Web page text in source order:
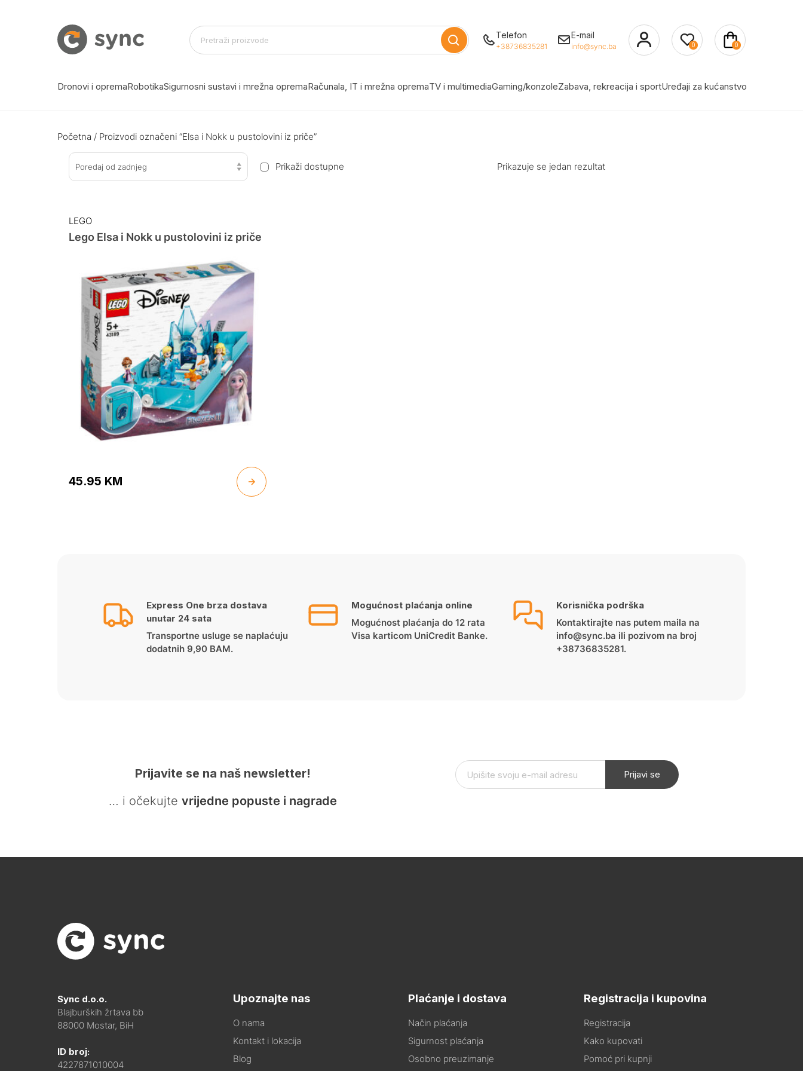
Telefon
+38736835281
E-mail
info@sync.ba 0 0
Dronovi i opremaRobotikaSigurnosni sustavi i mrežna opremaRačunala, IT i mrežna opremaTV i multimediaGaming/konzoleZabava, rekreacija i sportUređaji za kućanstvo
Početna / Proizvodi označeni “Elsa i Nokk u pustolovini iz priče”
Poredaj od zadnjeg Prikaži dostupne Prikazuje se jedan rezultat
LEGO
Lego Elsa i Nokk u pustolovini iz priče
45.95 KM
Express One brza dostava
unutar 24 sata
Transportne usluge se naplaćuju
dodatnih 9,90 BAM.
Mogućnost plaćanja online
Mogućnost plaćanja do 12 rata
Visa karticom UniCredit Banke.
Korisnička podrška
Kontaktirajte nas putem maila na
info@sync.ba ili pozivom na broj
+38736835281.
Prijavite se na naš newsletter!
… i očekujte vrijedne popuste i nagrade
Prijavi se
Sync d.o.o.
Blajburških žrtava bb
88000 Mostar, BiH
ID broj:
4227871010004
Upoznajte nas
O nama
Kontakt i lokacija
Blog
Plaćanje i dostava
Način plaćanja
Sigurnost plaćanja
Osobno preuzimanje
Registracija i kupovina
Registracija
Kako kupovati
Pomoć pri kupnji